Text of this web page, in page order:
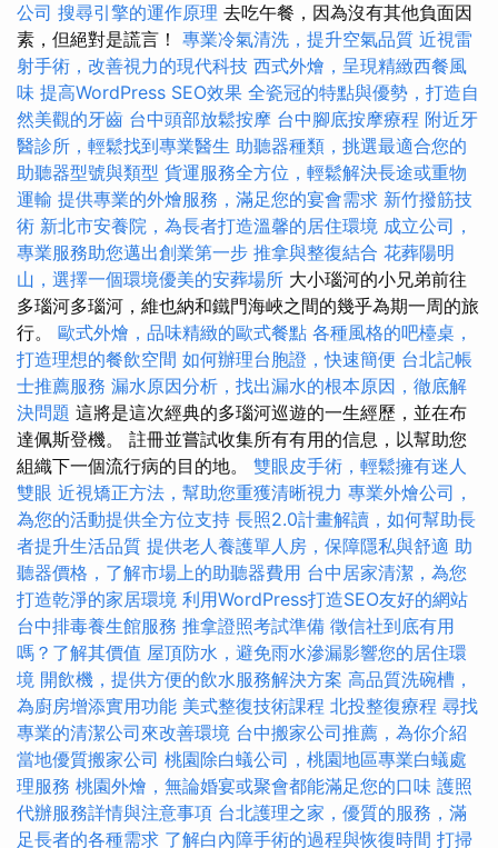
公司 搜尋引擎的運作原理 去吃午餐，因為沒有其他負面因
素，但絕對是謊言！ 專業冷氣清洗，提升空氣品質 近視雷
射手術，改善視力的現代科技 西式外燴，呈現精緻西餐風
味 提高WordPress SEO效果 全瓷冠的特點與優勢，打造自
然美觀的牙齒 台中頭部放鬆按摩 台中腳底按摩療程 附近牙
醫診所，輕鬆找到專業醫生 助聽器種類，挑選最適合您的
助聽器型號與類型 貨運服務全方位，輕鬆解決長途或重物
運輸 提供專業的外燴服務，滿足您的宴會需求 新竹撥筋技
術 新北市安養院，為長者打造溫馨的居住環境 成立公司，
專業服務助您邁出創業第一步 推拿與整復結合 花葬陽明
山，選擇一個環境優美的安葬場所 大小瑙河的小兄弟前往
多瑙河多瑙河，維也納和鐵門海峽之間的幾乎為期一周的旅
行。 歐式外燴，品味精緻的歐式餐點 各種風格的吧檯桌，
打造理想的餐飲空間 如何辦理台胞證，快速簡便 台北記帳
士推薦服務 漏水原因分析，找出漏水的根本原因，徹底解
決問題 這將是這次經典的多瑙河巡遊的一生經歷，並在布
達佩斯登機。 註冊並嘗試收集所有有用的信息，以幫助您
組織下一個流行病的目的地。 雙眼皮手術，輕鬆擁有迷人
雙眼 近視矯正方法，幫助您重獲清晰視力 專業外燴公司，
為您的活動提供全方位支持 長照2.0計畫解讀，如何幫助長
者提升生活品質 提供老人養護單人房，保障隱私與舒適 助
聽器價格，了解市場上的助聽器費用 台中居家清潔，為您
打造乾淨的家居環境 利用WordPress打造SEO友好的網站
台中排毒養生館服務 推拿證照考試準備 徵信社到底有用
嗎？了解其價值 屋頂防水，避免雨水滲漏影響您的居住環
境 開飲機，提供方便的飲水服務解決方案 高品質洗碗槽，
為廚房增添實用功能 美式整復技術課程 北投整復療程 尋找
專業的清潔公司來改善環境 台中搬家公司推薦，為你介紹
當地優質搬家公司 桃園除白蟻公司，桃園地區專業白蟻處
理服務 桃園外燴，無論婚宴或聚會都能滿足您的口味 護照
代辦服務詳情與注意事項 台北護理之家，優質的服務，滿
足長者的各種需求 了解白內障手術的過程與恢復時間 打掃